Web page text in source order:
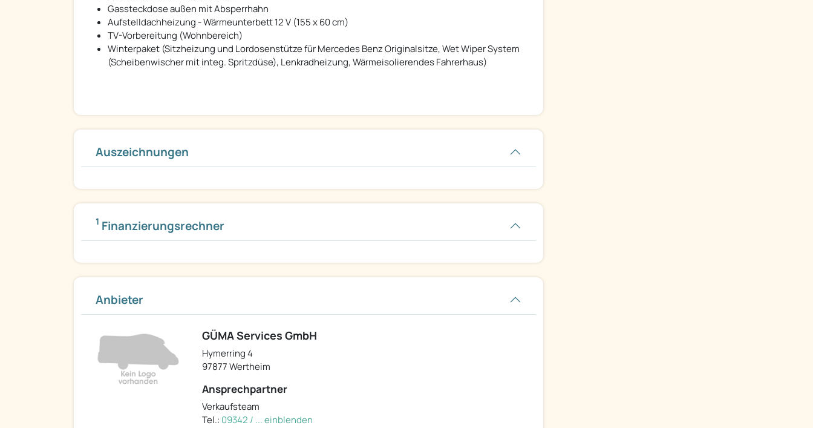
Gassteckdose außen mit Absperrhahn
Aufstelldachheizung - Wärmeunterbett 12 V (155 x 60 cm)
TV-Vorbereitung (Wohnbereich)
Winterpaket (Sitzheizung und Lordosenstütze für Mercedes Benz Originalsitze, Wet Wiper System
(Scheibenwischer mit integ. Spritzdüse), Lenkradheizung, Wärmeisolierendes Fahrerhaus)
Auszeichnungen
1 Finanzierungsrechner
Anbieter
GÜMA Services GmbH
Hymerring 4
97877 Wertheim
Ansprechpartner
Verkaufsteam
Tel.: 09342 / ... einblenden